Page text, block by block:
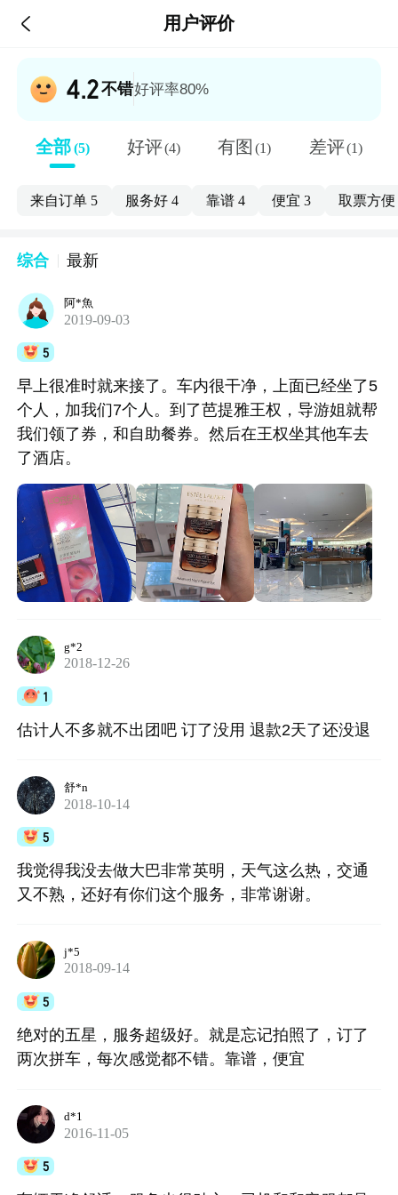
 用户评价
4.2不错好评率80%
全部(5) 好评(4) 有图 (1) 差评(1)
来自订单 5 服务好4 靠谱 4 便宜3 取票方
综合 最新
阿*魚
2019-09-03
5
早上很准时就来接了。车内很干净，上面已经坐了5
个人，加我们7个人。到了芭提雅王权，导游姐就帮
我们领了券，和自助餐券。然后在王权坐其他车去
了酒店。
g*2
2018-12-26
1
估计人不多就不出团吧 订了没用 退款2天了还没退
舒*n
2018-10-14
5
我觉得我没去做大巴非常英明，天气这么热，交通
又不熟，还好有你们这个服务，非常谢谢。
j*5
2018-09-14
5
绝对的五星，服务超级好。就是忘记拍照了，订了
两次拼车，每次感觉都不错。靠谱，便宜
d*1
2016-11-05
5